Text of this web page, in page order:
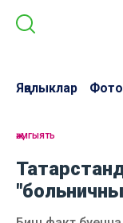
Яңалыклар Фото
җәмгыять